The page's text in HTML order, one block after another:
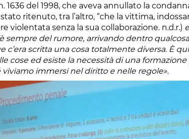
1636 del 1998, che aveva annullato la
ritenuto, tra l’altro, “che la vittima,
violentata senza la sua collaborazione. n.d.r.)
sempre del rumore, arrivando dentro
c’era scritta una cosa totalmente diversa. È
cose ed esiste la necessità di una
viviamo immersi nel diritto e nelle regole».